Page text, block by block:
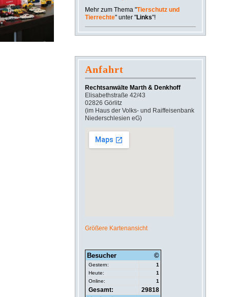
Mehr zum Thema "Tierschutz und
Tierrechte" unter "Links"!
Anfahrt
Rechtsanwälte Marth & Denkhoff
Elisabethstraße 42/43
02826 Görlitz
(im Haus der Volks- und Raiffeisenbank
Niederschlesien eG)
Größere Kartenansicht